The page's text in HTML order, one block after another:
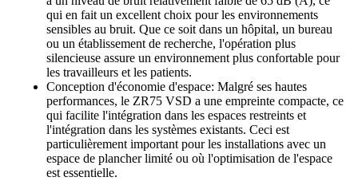
qui en fait un excellent choix pour les environnements
sensibles au bruit. Que ce soit dans un hôpital, un bureau
ou un établissement de recherche, l'opération plus
silencieuse assure un environnement plus confortable pour
les travailleurs et les patients.
Conception d'économie d'espace: Malgré ses hautes
performances, le ZR75 VSD a une empreinte compacte, ce
qui facilite l'intégration dans les espaces restreints et
l'intégration dans les systèmes existants. Ceci est
particulièrement important pour les installations avec un
espace de plancher limité ou où l'optimisation de l'espace
est essentielle.